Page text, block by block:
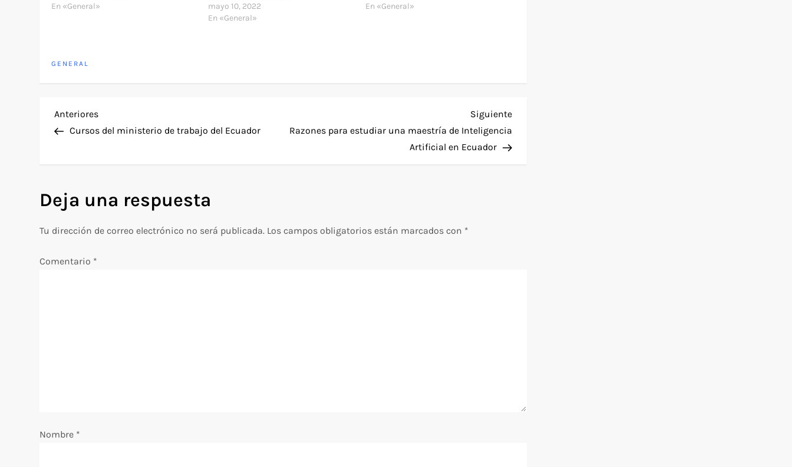
En «General»
mayo 10, 2022
En «General»
En «General»
GENERAL
N
e
g
a
Entrada
anterior
Anteriores
Cursos del ministerio de trabajo del Ecuador
Siguiente
entrada
Siguiente
Razones para estudiar una maestría de Inteligencia
Artificial en Ecuador
Deja una respuesta
Tu dirección de correo electrónico no será publicada. Los campos obligatorios están marcados con *
Comentario *
Nombre *